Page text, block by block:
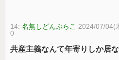
14:名無しどんぶらこ 2024/07/04(
0
共産主義なんて年寄りしか居